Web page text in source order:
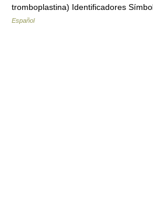
tromboplastina) Identificadores
Español